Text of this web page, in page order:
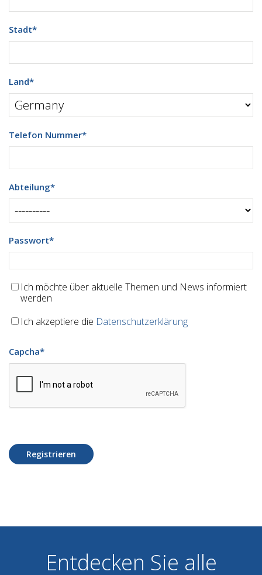
Stadt*
Land*
Telefon Nummer*
Abteilung*
Passwort*
Ich möchte über aktuelle Themen und News informiert
werden
Ich akzeptiere die Datenschutzerklärung
Capcha*
Registrieren
Entdecken Sie alle